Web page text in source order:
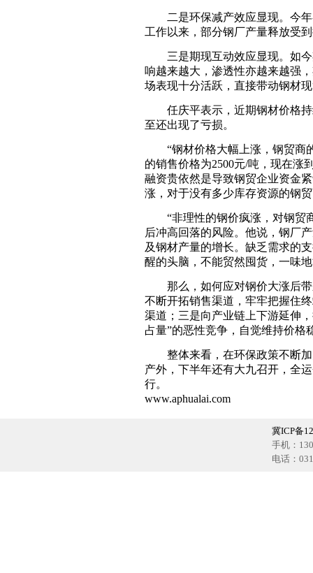
二是环保减产效应显现。今年
工作以来，部分钢厂产量释放受
三是期现互动效应显现。如今
响越来越大，渗透性亦越来越强
场表现十分活跃，直接带动钢材
任庆平表示，近期钢材价格持
至还出现了亏损。
“钢材价格大幅上涨，钢贸商的
的销售价格为2500元/吨，现在涨
融资贵依然是导致钢贸企业资金
涨，对于没有多少库存资源的钢
“非理性的钢价疯涨，对钢贸商
后冲高回落的风险。他说，钢厂
及钢材产量的增长。缺乏需求的
醒的头脑，不能贸然囤货，一味
那么，如何应对钢价大涨后带
不断开拓销售渠道，牢牢把握住
渠道；三是向产业链上下游延伸
占量”的恶性竞争，自觉维持价格
整体来看，在环保政策不断加
产外，下半年还有大九召开，全
行。
www.aphualai.com
冀ICP备
手机：
电话：